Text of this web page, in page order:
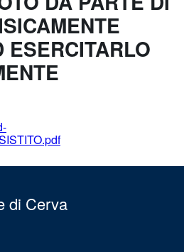
ESERCITARLO
di Cerva